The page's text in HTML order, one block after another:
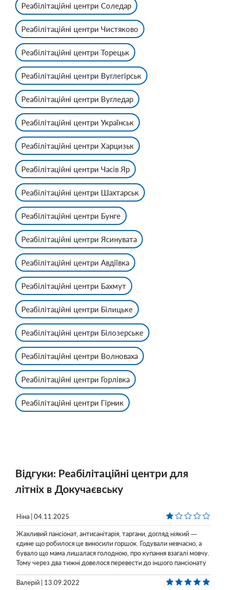
Реабілітаційні центри Соледар
Реабілітаційні центри Чистяково
Реабілітаційні центри Торецьк
Реабілітаційні центри Вуглегірськ
Реабілітаційні центри Вугледар
Реабілітаційні центри Українськ
Реабілітаційні центри Харцизьк
Реабілітаційні центри Часів Яр
Реабілітаційні центри Шахтарськ
Реабілітаційні центри Бунге
Реабілітаційні центри Ясинувата
Реабілітаційні центри Авдіївка
Реабілітаційні центри Бахмут
Реабілітаційні центри Білицьке
Реабілітаційні центри Білозерське
Реабілітаційні центри Волноваха
Реабілітаційні центри Горлівка
Реабілітаційні центри Гірник
Відгуки: Реабілітаційні центри для
літніх в Докучаєвську
Ніна | 04.11.2025
Жахливий пансіонат, антисанітарія, таргани, догляд ніякий —
єдине що робилося це виносили горшок. Годували невчасно, а
бувало що мама лишалася голодною, про купання взагалі мовчу.
Тому через два тижні довелося перевести до іншого пансіонату
Валерій | 13.09.2022